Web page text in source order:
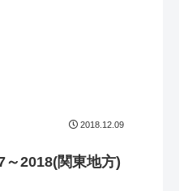
2018.12.09
2018(関東地方)